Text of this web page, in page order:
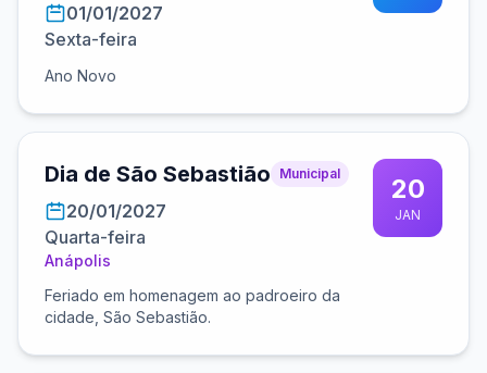
01/01/2027
Sexta-feira
Ano Novo
Dia de São Sebastião Municipal
20/01/2027
Quarta-feira
Anápolis
Feriado em homenagem ao padroeiro da
cidade, São Sebastião.
20
JAN